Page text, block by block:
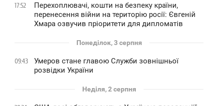
17:52
Перехоплювачі, кошти на безпеку країни,
перенесення війни на територію росії: Євгеній
Хмара озвучив пріоритети для дипломатів
Понеділок, 3 серпня
09:43
Умеров стане главою Служби зовнішньої
розвідки України
Неділя, 2 серпня